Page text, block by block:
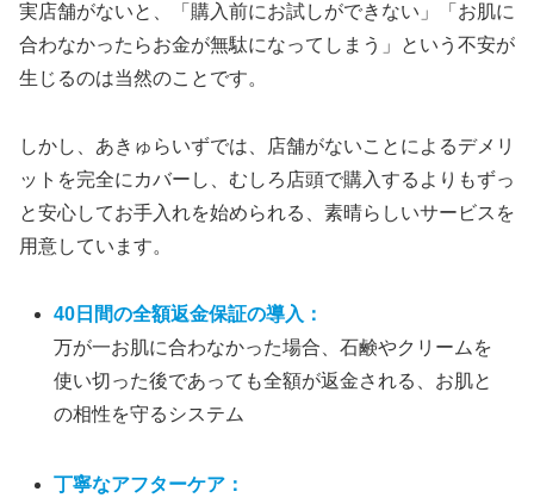
実店舗がないと、「購入前にお試しができない」「お肌に
合わなかったらお金が無駄になってしまう」という不安が
生じるのは当然のことです。
しかし、あきゅらいずでは、店舗がないことによるデメリ
ットを完全にカバーし、むしろ店頭で購入するよりもずっ
と安心してお手入れを始められる、素晴らしいサービスを
用意しています。
40日間の全額返金保証の導入 ：
万が一お肌に合わなかった場合、石鹸やクリームを
使い切った後であっても全額が返金される、お肌と
の相性を守るシステム
丁寧なアフターケア ：